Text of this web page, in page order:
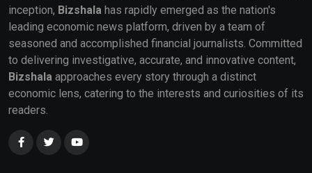
inception, Bizshala has rapidly emerged as the nation's
leading economic news platform, driven by a team of
seasoned and accomplished financial journalists. Committed
to delivering investigative, accurate, and innovative content,
Bizshala approaches every story through a distinct
economic lens, catering to the interests and curiosities of its
readers.